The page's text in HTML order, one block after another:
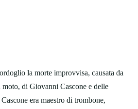
la morte improvvisa, causata da
moto, di Giovanni Cascone e delle
era maestro di trombone,